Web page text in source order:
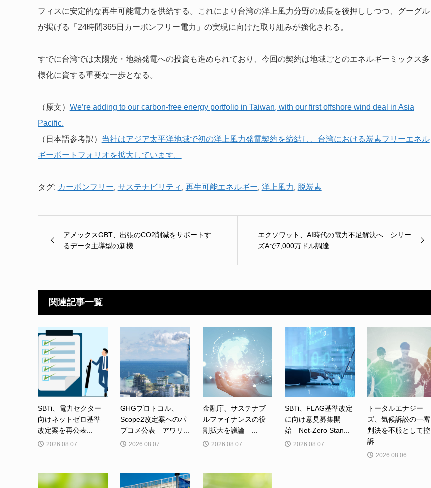
フィスに安定的な再生可能電力を供給する。これにより台湾の洋上風力分野の成長を後押ししつつ、グーグル
が掲げる「24時間365日カーボンフリー電力」の実現に向けた取り組みが強化される。
すでに台湾では太陽光・地熱発電への投資も進められており、今回の契約は地域ごとのエネルギーミックス多
様化に資する重要な一歩となる。
（原文） We’re adding to our carbon-free energy portfolio in Taiwan, with our first offshore wind deal in Asia
Pacific.
（日本語参考訳） 当社はアジア太平洋地域で初の洋上風力発電契約を締結し、台湾における炭素フリーエネル
ギーポートフォリオを拡大しています。
タグ: カーボンフリー, サステナビリティ , 再生可能エネルギー, 洋上風力, 脱炭素
アメックスGBT、出張のCO2削減をサポートす
るデータ主導型の新機...
エクソワット、AI時代の電力不足解決へ シリー
ズAで7,000万ドル調達
関連記事一覧
SBTi、電力セクター
向けネットゼロ基準
改定案を再公表...
2026.08.07
GHGプロトコル、
Scope2改定案へのパ
ブコメ公表 アワリ...
2026.08.07
金融庁、サステナブ
ルファイナンスの役
割拡大を議論 ...
2026.08.07
SBTi、FLAG基準改定
に向け意見募集開
始 Net-Zero Stan...
2026.08.07
トータルエナジー
ズ、気候訴訟の一審
判決を不服として控
訴
2026.08.06